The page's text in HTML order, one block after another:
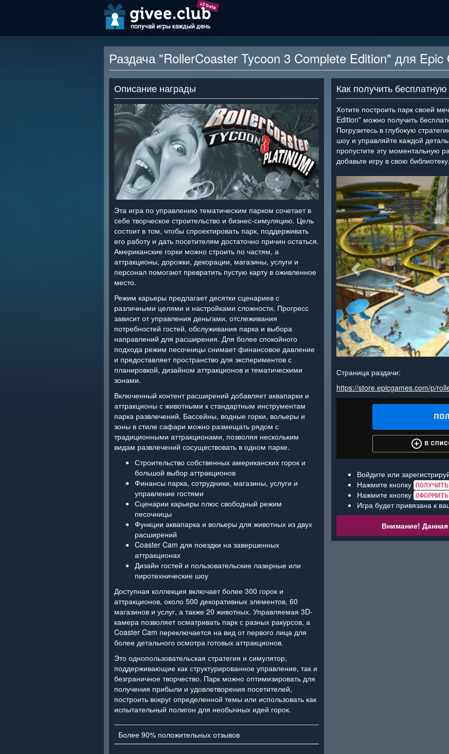
v2 beta
Раздача "RollerCoaster Tycoon 3 Complete Edition" для Epic
Описание награды
Эта игра по управлению тематическим парком сочетает в
себе творческое строительство и бизнес-симуляцию. Цель
состоит в том, чтобы спроектировать парк, поддерживать
его работу и дать посетителям достаточно причин остаться.
Американские горки можно строить по частям, а
аттракционы, дорожки, декорации, магазины, услуги и
персонал помогают превратить пустую карту в оживленное
место.
Режим карьеры предлагает десятки сценариев с
различными целями и настройками сложности. Прогресс
зависит от управления деньгами, отслеживания
потребностей гостей, обслуживания парка и выбора
направлений для расширения. Для более спокойного
подхода режим песочницы снимает финансовое давление
и предоставляет пространство для экспериментов с
планировкой, дизайном аттракционов и тематическими
зонами.
Включенный контент расширений добавляет аквапарки и
аттракционы с животными к стандартным инструментам
парка развлечений. Бассейны, водные горки, вольеры и
зоны в стиле сафари можно размещать рядом с
традиционными аттракционами, позволяя нескольким
видам развлечений сосуществовать в одном парке.
Строительство собственных американских горок и
большой выбор аттракционов
Финансы парка, сотрудники, магазины, услуги и
управление гостями
Сценарии карьеры плюс свободный режим
песочницы
Функции аквапарка и вольеры для животных из двух
расширений
Coaster Cam для поездки на завершенных
аттракционах
Дизайн гостей и пользовательские лазерные или
пиротехнические шоу
Доступная коллекция включает более 300 горок и
аттракционов, около 500 декоративных элементов, 60
магазинов и услуг, а также 20 животных. Управляемая 3D-
камера позволяет осматривать парк с разных ракурсов, а
Coaster Cam переключается на вид от первого лица для
более детального осмотра готовых аттракционов.
Это однопользовательская стратегия и симулятор,
поддерживающие как структурированное управление, так и
безграничное творчество. Парк можно оптимизировать для
получения прибыли и удовлетворения посетителей,
построить вокруг определенной темы или использовать как
испытательный полигон для необычных идей горок.
Более 90% положительных отзывов
Как получить
Хотите построить парк своей
Edition" можно получить
Погрузитесь в глубокую
шоу и управляйте каждой
пропустите эту моментальную
добавьте игру в свою
<
Страница раздачи:
https://store.epicgames.com/p/
Войдите или
Нажмите кнопку ПОЛУЧИТЬ
Нажмите кнопку
Игра будет привязана к
Внимание!